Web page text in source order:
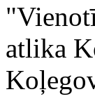
atlika